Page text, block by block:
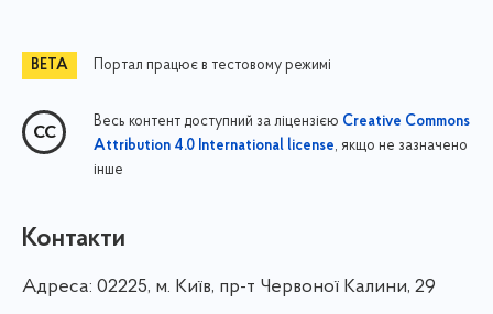
Портал працює в тестовому режимі
Весь контент доступний за ліцензією Creative Commons
Attribution 4.0 International license, якщо не зазначено
інше
Контакти
Адреса: 02225, м. Київ, пр-т Червоної Калини, 29